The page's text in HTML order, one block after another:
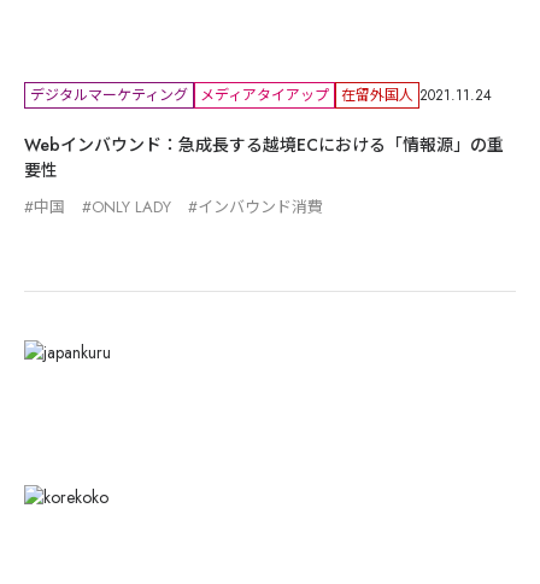
デジタルマーケティング メディアタイアップ 在留外国人 2021.11.24
Webインバウンド：急成長する越境ECにおける「情報源」の重
要性
中国 ONLY LADY インバウンド消費